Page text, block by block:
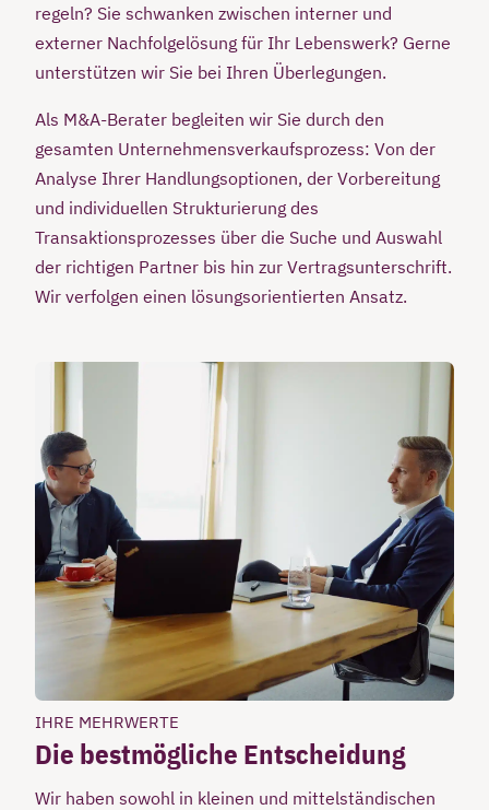
regeln? Sie schwanken zwischen interner und
externer Nachfolgelösung für Ihr Lebenswerk? Gerne
unterstützen wir Sie bei Ihren Überlegungen.
Als M&A-Berater begleiten wir Sie durch den
gesamten Unternehmensverkaufsprozess: Von der
Analyse Ihrer Handlungsoptionen, der Vorbereitung
und individuellen Strukturierung des
Transaktionsprozesses über die Suche und Auswahl
der richtigen Partner bis hin zur Vertragsunterschrift.
Wir verfolgen einen lösungsorientierten Ansatz.
Die bestmögliche Entscheidung
IHRE MEHRWERTE
Wir haben sowohl in kleinen und mittelständischen